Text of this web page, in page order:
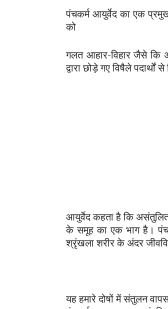
पंचकर्म आयुर्वेद का एक
को
गलत आहार-विहार जैसे कि
द्वारा छोड़े गए विषैले पदार्थों
आयुर्वेद कहता है कि
के समूह का एक भाग है।
श्रृंखला शरीर के अंदर
यह हमारे दोषों में संतुलन